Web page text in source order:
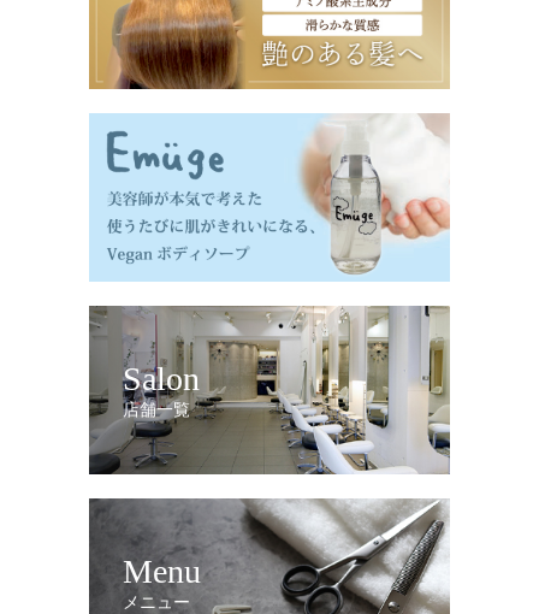
Salon
店舗一覧
Menu
メニュー